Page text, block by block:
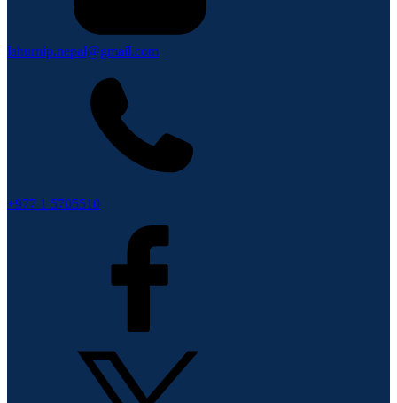
lahurnip.nepal@gmail.com
+977 1 5705510